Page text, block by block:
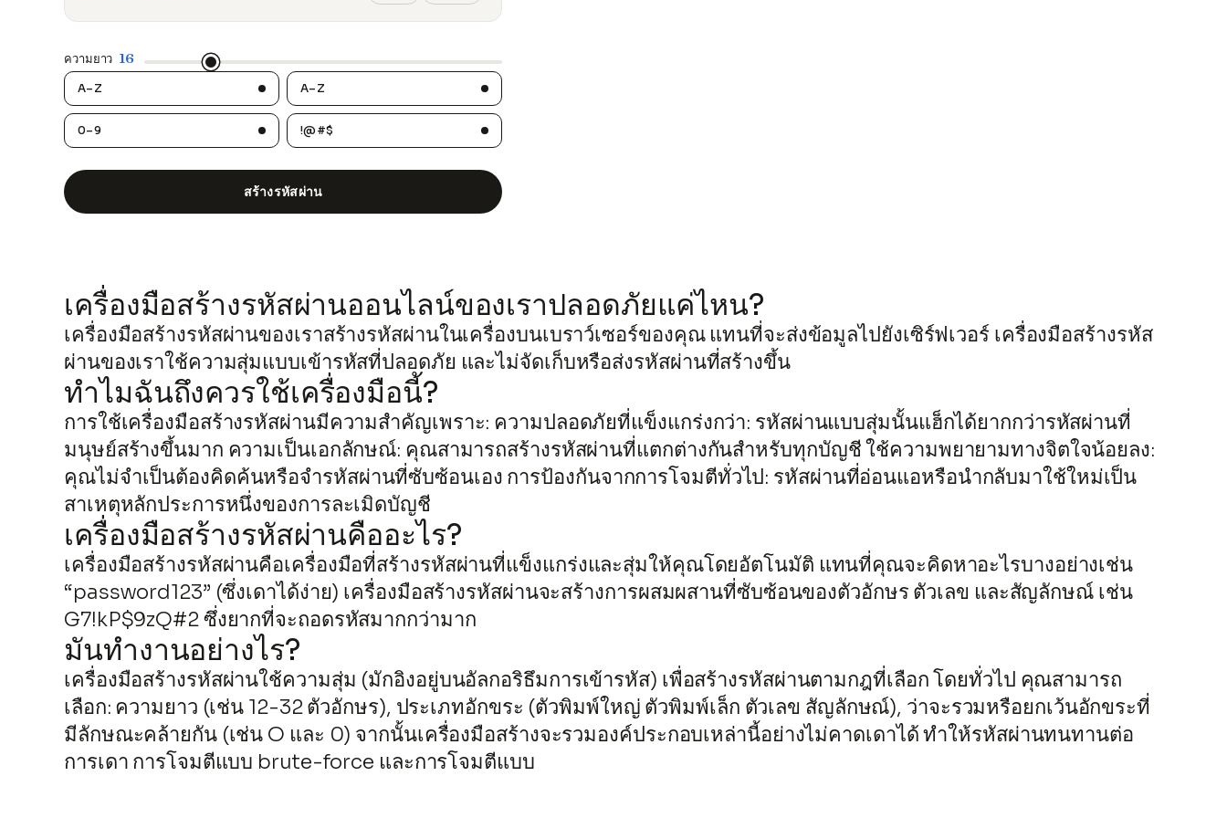
ไป
ยัง
เนื้อหา
ความยาว 16
A–Z A–Z
0–9 !@#$
สร้างรหัสผ่าน
เครื่องมือสร้างรหัสผ่านออนไลน์ของเราปลอดภัยแค่ไหน?
เครื่องมือสร้างรหัสผ่านของเราสร้างรหัสผ่านในเครื่องบนเบราว์เซอร์ของคุณ แทนที่จะส่งข้อมูลไปยังเซิร์ฟเวอร์ เครื่องมือสร้างรหัส
ผ่านของเราใช้ความสุ่มแบบเข้ารหัสที่ปลอดภัย และไม่จัดเก็บหรือส่งรหัสผ่านที่สร้างขึ้น
ทำไมฉันถึงควรใช้เครื่องมือนี้?
การใช้เครื่องมือสร้างรหัสผ่านมีความสำคัญเพราะ: ความปลอดภัยที่แข็งแกร่งกว่า: รหัสผ่านแบบสุ่มนั้นแฮ็กได้ยากกว่ารหัสผ่านที่
มนุษย์สร้างขึ้นมาก ความเป็นเอกลักษณ์: คุณสามารถสร้างรหัสผ่านที่แตกต่างกันสำหรับทุกบัญชี ใช้ความพยายามทางจิตใจน้อยลง:
คุณไม่จำเป็นต้องคิดค้นหรือจำรหัสผ่านที่ซับซ้อนเอง การป้องกันจากการโจมตีทั่วไป: รหัสผ่านที่อ่อนแอหรือนำกลับมาใช้ใหม่เป็น
สาเหตุหลักประการหนึ่งของการละเมิดบัญชี
เครื่องมือสร้างรหัสผ่านคืออะไร?
เครื่องมือสร้างรหัสผ่านคือเครื่องมือที่สร้างรหัสผ่านที่แข็งแกร่งและสุ่มให้คุณโดยอัตโนมัติ แทนที่คุณจะคิดหาอะไรบางอย่างเช่น
“password123” (ซึ่งเดาได้ง่าย) เครื่องมือสร้างรหัสผ่านจะสร้างการผสมผสานที่ซับซ้อนของตัวอักษร ตัวเลข และสัญลักษณ์ เช่น
G7!kP$9zQ#2 ซึ่งยากที่จะถอดรหัสมากกว่ามาก
มันทำงานอย่างไร?
เครื่องมือสร้างรหัสผ่านใช้ความสุ่ม (มักอิงอยู่บนอัลกอริธึมการเข้ารหัส) เพื่อสร้างรหัสผ่านตามกฎที่เลือก โดยทั่วไป คุณสามารถ
เลือก: ความยาว (เช่น 12-32 ตัวอักษร), ประเภทอักขระ (ตัวพิมพ์ใหญ่ ตัวพิมพ์เล็ก ตัวเลข สัญลักษณ์), ว่าจะรวมหรือยกเว้นอักขระที่
มีลักษณะคล้ายกัน (เช่น O และ 0) จากนั้นเครื่องมือสร้างจะรวมองค์ประกอบเหล่านี้อย่างไม่คาดเดาได้ ทำให้รหัสผ่านทนทานต่อ
การเดา การโจมตีแบบ brute-force และการโจมตีแบบ